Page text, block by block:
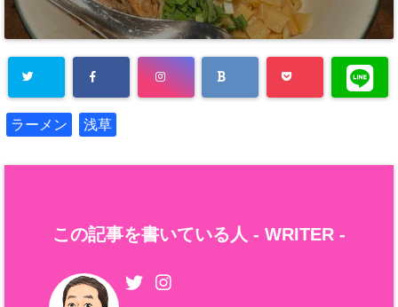
ラーメン 浅草
この記事を書いている人 - WRITER -